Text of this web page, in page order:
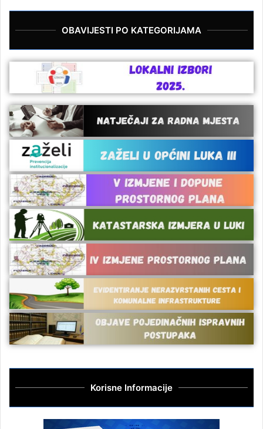
OBAVIJESTI PO KATEGORIJAMA
Korisne Informacije